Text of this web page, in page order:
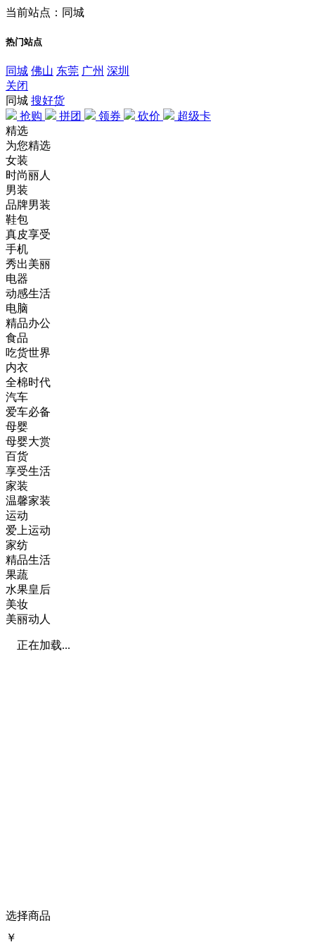
当前站点：同城
热门站点
同城 佛山 东莞 广州 深圳
关闭
同城 搜好货
抢购
拼团 领券 砍价
超级卡
精选
为您精选
女装
时尚丽人
男装
品牌男装
鞋包
真皮享受
手机
秀出美丽
电器
动感生活
电脑
精品办公
食品
吃货世界
内衣
全棉时代
汽车
爱车必备
母婴
母婴大赏
百货
享受生活
家装
温馨家装
运动
爱上运动
家纺
精品生活
果蔬
水果皇后
美妆
美丽动人
正在加载...
选择商品
￥